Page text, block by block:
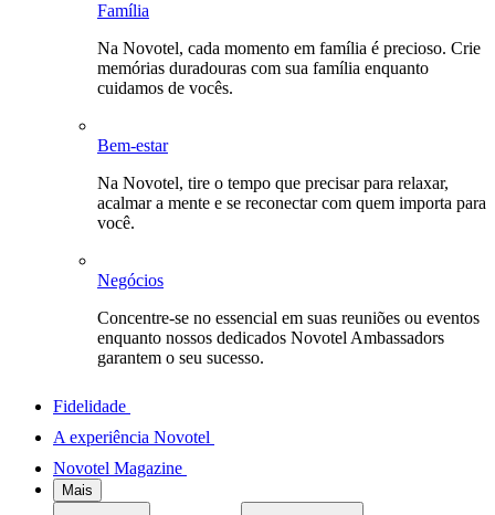
Família
Na Novotel, cada momento em família é precioso. Crie
memórias duradouras com sua família enquanto
cuidamos de vocês.
Bem-estar
Na Novotel, tire o tempo que precisar para relaxar,
acalmar a mente e se reconectar com quem importa para
você.
Negócios
Concentre-se no essencial em suas reuniões ou eventos
enquanto nossos dedicados Novotel Ambassadors
garantem o seu sucesso.
Fidelidade
A experiência Novotel
Novotel Magazine
Mais